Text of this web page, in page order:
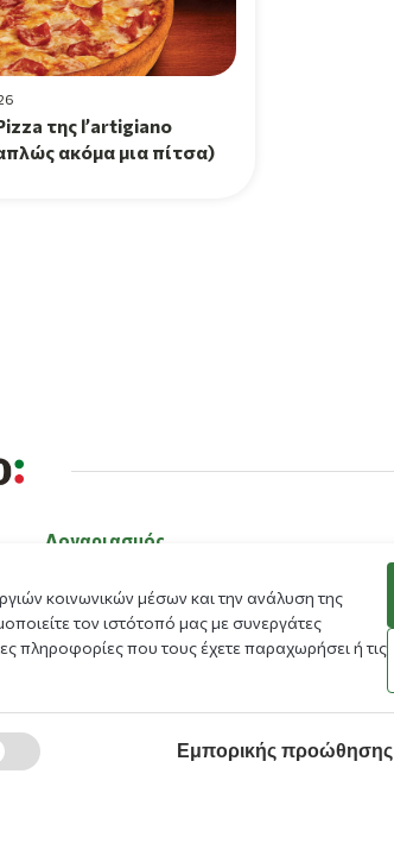
της l’artigiano
ακόμα μια πίτσα)
Λογαριασμός
Εγγραφή
Ξέχασα τον κωδικό μου
κοινωνικών μέσων και την ανάλυση της
τον ιστότοπό μας με συνεργάτες
πληροφορίες που τους έχετε παραχωρήσει ή τις
Εμπορικής προώθησης